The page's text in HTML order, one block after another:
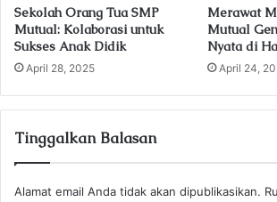
Sekolah Orang Tua SMP
Mutual: Kolaborasi untuk
Sukses Anak Didik
April 28, 2025
Merawat
Mutual
Nyata di
April 24,
Tinggalkan Balasan
Alamat email Anda tidak akan dipublikasikan.